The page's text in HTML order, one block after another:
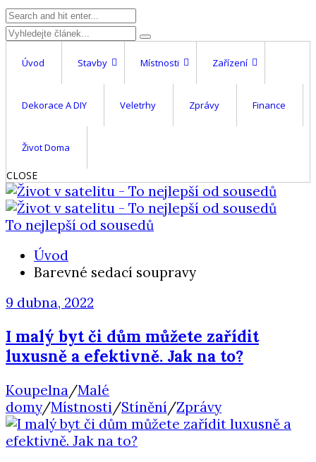
Úvod Stavby Místnosti Zařízení
Dekorace A DIY Veletrhy Zprávy Finance
Život Doma
CLOSE
To nejlepší od sousedů
Úvod
Barevné sedací soupravy
9 dubna, 2022
I malý byt či dům můžete zařídit
luxusně a efektivně. Jak na to?
Koupelna/Malé
domy/Místnosti/Stínění/Zprávy